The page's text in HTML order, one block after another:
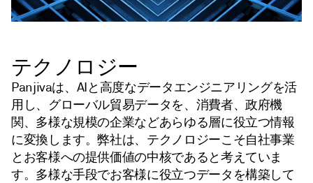
テクノロジー
Panjivaは、AIと高度なデータエンジニアリングを活
用し、グローバル貿易データを、消費者、政府機
関、多様な規模の企業などあらゆる層に役立つ情報
に変換します。弊社は、テクノロジーこそ自社事業
とお客様への提供価値の中核であると考えていま
す。多様な手段でお客様に役立つデータを構築して